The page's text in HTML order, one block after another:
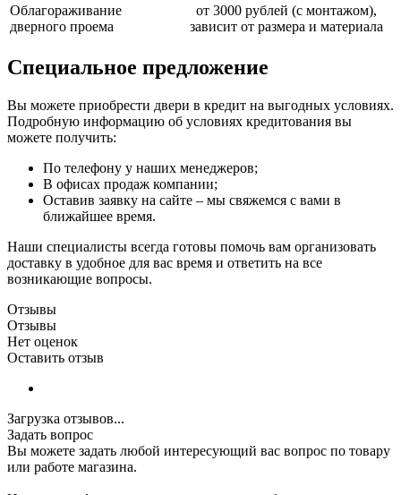
Облагораживание
дверного проема
от 3000 рублей (с монтажом),
зависит от размера и материала
Специальное предложение
Вы можете приобрести двери в кредит на выгодных условиях.
Подробную информацию об условиях кредитования вы
можете получить:
По телефону у наших менеджеров;
В офисах продаж компании;
Оставив заявку на сайте – мы свяжемся с вами в
ближайшее время.
Наши специалисты всегда готовы помочь вам организовать
доставку в удобное для вас время и ответить на все
возникающие вопросы.
Отзывы
Отзывы
Нет оценок
Оставить отзыв
Загрузка отзывов...
Задать вопрос
Вы можете задать любой интересующий вас вопрос по товару
или работе магазина.